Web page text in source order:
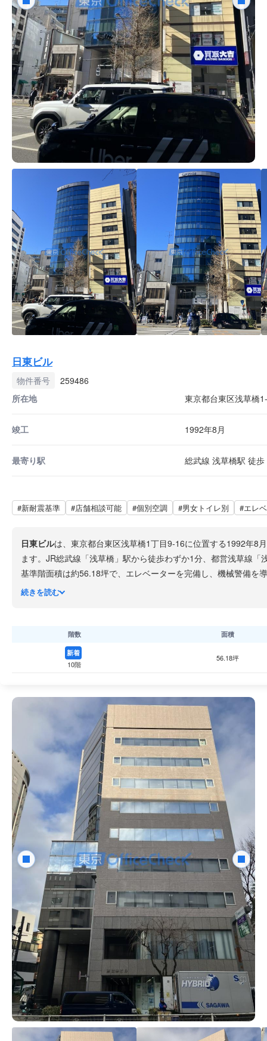
日東ビル
物件番号
259486
所在地
東京都台東区浅草橋
竣工 1992年8月
最寄り駅 総武線 浅草橋駅 徒歩
#新耐震基準 #店舗相談可能 #個別空調 #男女トイレ別 #エレ
日東ビルは、東京都台東区浅草橋1丁目9-16に位置する1992年8
ます。JR総武線「浅草橋」駅から徒歩わずか1分、都営浅草線
基準階面積は約56.18坪で、エレベーターを完備し、機械警備を
ています。
続きを読む
階数 面積
新着
10階
56.18坪